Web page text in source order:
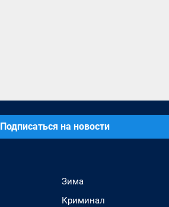
Подписаться на новости
Зима
Криминал